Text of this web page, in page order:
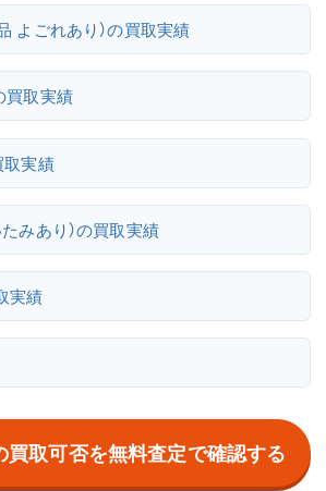
よごれあり）の買取実績
買取実績
取実績
みあり）の買取実績
実績
取可否を無料査定で確認する